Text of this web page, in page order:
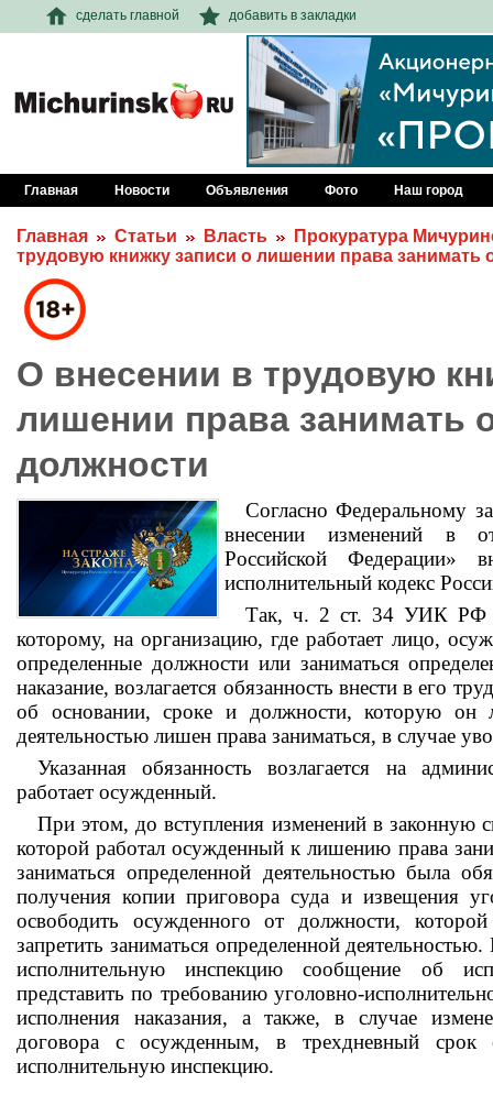
сделать главной добавить в закладки
Главная Новости Объявления Фото Наш город
Главная Статьи Власть
Прокуратура
трудовую книжку записи о лишении права
О внесении в трудовую
лишении права занимать
должности
Согласно Федеральному
внесении изменений в
Российской Федерации»
исполнительный кодекс
Так, ч. 2 ст. 34 УИК РФ
которому, на организацию, где работает лицо,
определенные должности или заниматься
наказание, возлагается обязанность внести в его
об основании, сроке и должности, которую он
деятельностью лишен права заниматься, в случае
Указанная обязанность возлагается на
работает осужденный.
При этом, до вступления изменений в законную
которой работал осужденный к лишению права
заниматься определенной деятельностью была
получения копии приговора суда и извещения
освободить осужденного от должности,
запретить заниматься определенной
исполнительную инспекцию сообщение об
представить по требованию уголовно-
исполнения наказания, а также, в случае
договора с осужденным, в трехдневный
исполнительную инспекцию.